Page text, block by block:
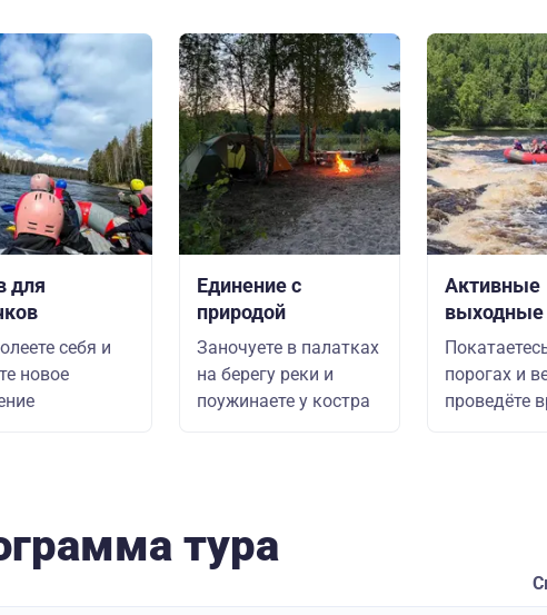
для
себя и
новое
Единение с
природой
Заночуете в палатках
на берегу реки и
поужинаете у костра
Активные
выходные
порогах и
проведёте
тура